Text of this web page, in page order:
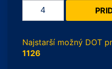
množstvo
Performance
185/55
Najstarší možný DOT
1126